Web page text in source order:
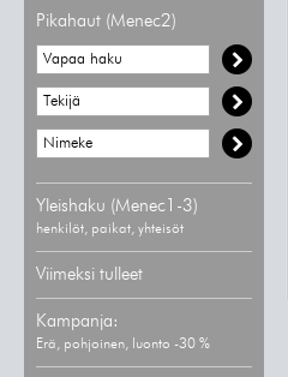
Pikahaut (Menec2)
Yleishaku (Menec1-3)
henkilöt, paikat, yhteisöt
Viimeksi tulleet
Kampanja:
Erä, pohjoinen, luonto -30 %